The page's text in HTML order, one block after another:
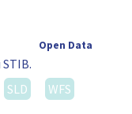
Open Data
SLD
WFS